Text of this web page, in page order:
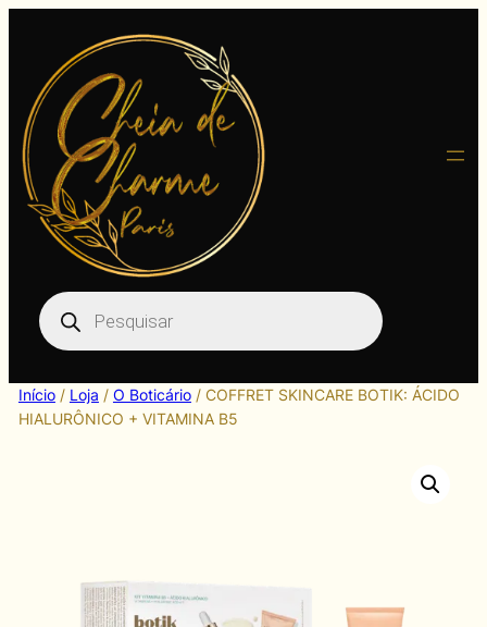
conteúdo
Pesquisar
produtos
Início/ Loja / O Boticário/ COFFRET SKINCARE BOTIK: ÁCIDO
HIALURÔNICO + VITAMINA B5